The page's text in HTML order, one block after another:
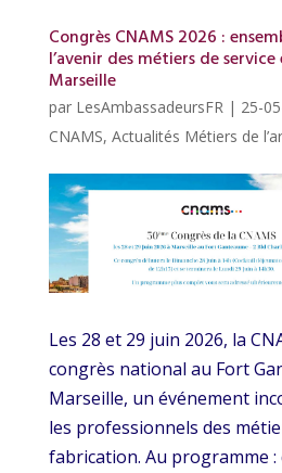
Congrès CNAMS 2026 :
l’avenir des métiers de
Marseille
par LesAmbassadeursFR | 25-
CNAMS, Actualités Métiers de
Les 28 et 29 juin 2026, la
congrès national au Fort
Marseille, un événement
les professionnels des
fabrication. Au programme :